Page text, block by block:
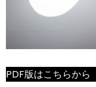
PDF版はこちらから